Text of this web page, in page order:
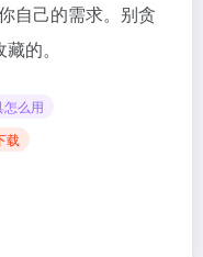
自己的需求。别贪
的。
怎么用
载